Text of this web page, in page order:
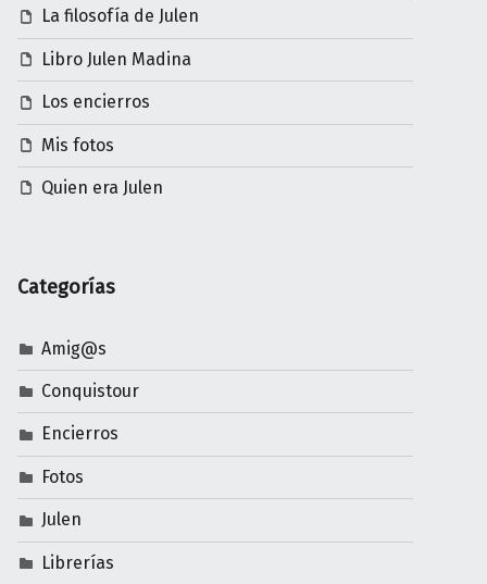
La filosofía de Julen
Libro Julen Madina
Los encierros
Mis fotos
Quien era Julen
Categorías
Amig@s
Conquistour
Encierros
Fotos
Julen
Librerías